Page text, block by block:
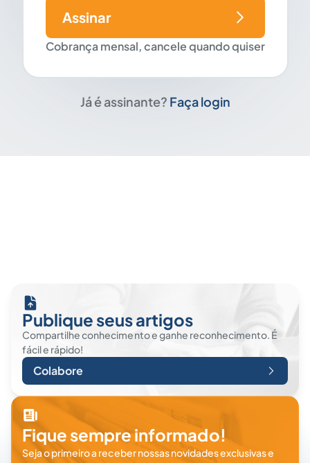
Cobrança mensal, cancele quando quiser
Assinar
Já é assinante? Faça login
Publique seus artigos
Compartilhe conhecimento e ganhe reconhecimento. É
fácil e rápido!
Colabore
Fique sempre informado!
Seja o primeiro a receber nossas novidades exclusivas e